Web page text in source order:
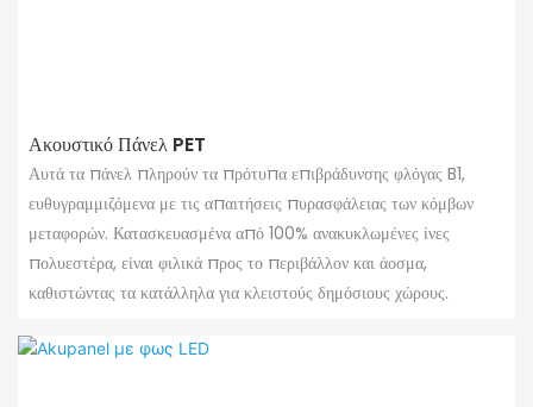
Ακουστικό Πάνελ PET
Αυτά τα πάνελ πληρούν τα πρότυπα επιβράδυνσης φλόγας B1,
ευθυγραμμιζόμενα με τις απαιτήσεις πυρασφάλειας των κόμβων
μεταφορών. Κατασκευασμένα από 100% ανακυκλωμένες ίνες
πολυεστέρα, είναι φιλικά προς το περιβάλλον και άοσμα,
καθιστώντας τα κατάλληλα για κλειστούς δημόσιους χώρους.